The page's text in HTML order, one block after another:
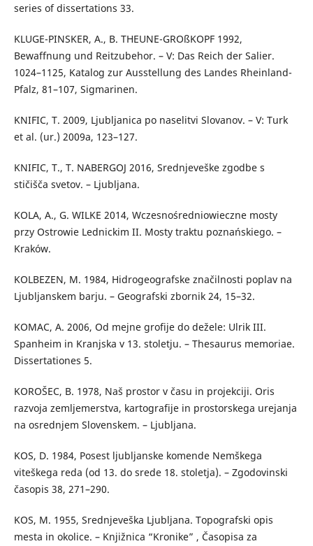
series of dissertations 33.
KLUGE-PINSKER, A., B. THEUNE-GROßKOPF 1992,
Bewaffnung und Reitzubehor. – V: Das Reich der Salier.
1024–1125, Katalog zur Ausstellung des Landes Rheinland-
Pfalz, 81–107, Sigmarinen.
KNIFIC, T. 2009, Ljubljanica po naselitvi Slovanov. – V: Turk
et al. (ur.) 2009a, 123–127.
KNIFIC, T., T. NABERGOJ 2016, Srednjeveške zgodbe s
stičišča svetov. – Ljubljana.
KOLA, A., G. WILKE 2014, Wczesnośredniowieczne mosty
przy Ostrowie Lednickim II. Mosty traktu poznańskiego. –
Kraków.
KOLBEZEN, M. 1984, Hidrogeografske značilnosti poplav na
Ljubljanskem barju. – Geografski zbornik 24, 15–32.
KOMAC, A. 2006, Od mejne grofije do dežele: Ulrik III.
Spanheim in Kranjska v 13. stoletju. – Thesaurus memoriae.
Dissertationes 5.
KOROŠEC, B. 1978, Naš prostor v času in projekciji. Oris
razvoja zemljemerstva, kartografije in prostorskega urejanja
na osrednjem Slovenskem. – Ljubljana.
KOS, D. 1984, Posest ljubljanske komende Nemškega
viteškega reda (od 13. do srede 18. stoletja). – Zgodovinski
časopis 38, 271–290.
KOS, M. 1955, Srednjeveška Ljubljana. Topografski opis
mesta in okolice. – Knjižnica “Kronike” , Časopisa za